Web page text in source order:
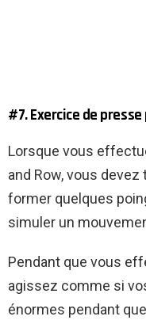
#7. Exercice de
Lorsque vous
and Row, vous
former quelques
simuler un
Pendant que vous
agissez comme si
énormes pendant